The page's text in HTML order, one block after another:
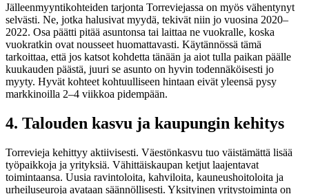
Jälleenmyyntikohteiden tarjonta Torreviejassa on myös vähentynyt
selvästi. Ne, jotka halusivat myydä, tekivät niin jo vuosina 2020–
2022. Osa päätti pitää asuntonsa tai laittaa ne vuokralle, koska
vuokratkin ovat nousseet huomattavasti. Käytännössä tämä
tarkoittaa, että jos katsot kohdetta tänään ja aiot tulla paikan päälle
kuukauden päästä, juuri se asunto on hyvin todennäköisesti jo
myyty. Hyvät kohteet kohtuulliseen hintaan eivät yleensä pysy
markkinoilla 2–4 viikkoa pidempään.
4. Talouden kasvu ja kaupungin kehitys
Torrevieja kehittyy aktiivisesti. Väestönkasvu tuo väistämättä lisää
työpaikkoja ja yrityksiä. Vähittäiskaupan ketjut laajentavat
toimintaansa. Uusia ravintoloita, kahviloita, kauneushoitoloita ja
urheiluseuroja avataan säännöllisesti. Yksityinen yritystoiminta on